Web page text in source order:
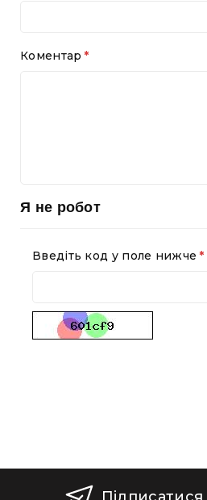
Коментар
Я не робот
Введіть код у поле нижче